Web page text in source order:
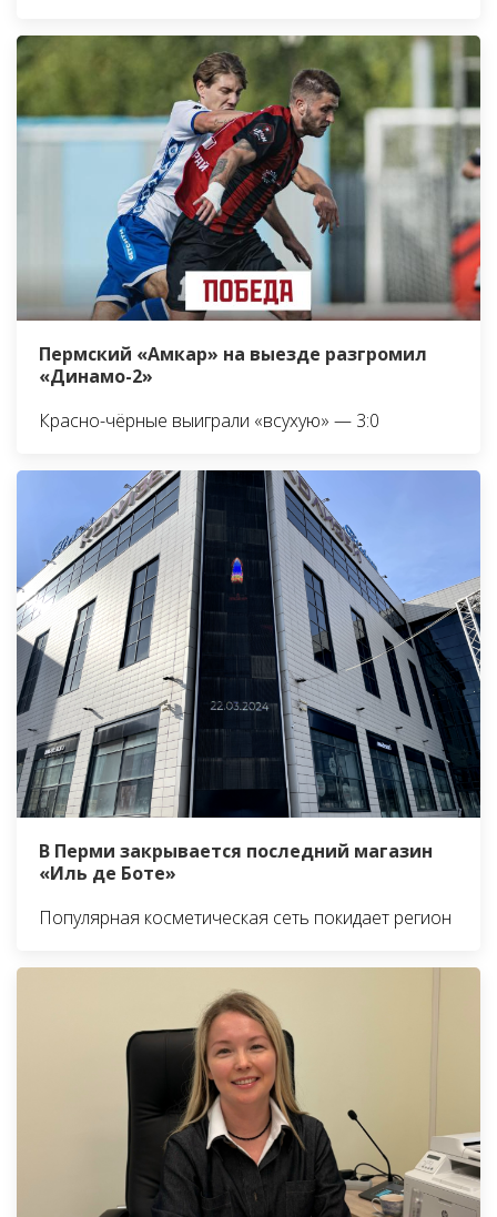
Пермский «Амкар» на выезде разгромил
«Динамо-2»
Красно-чёрные выиграли «всухую» — 3:0
В Перми закрывается последний магазин
«Иль де Боте»
Популярная косметическая сеть покидает регион